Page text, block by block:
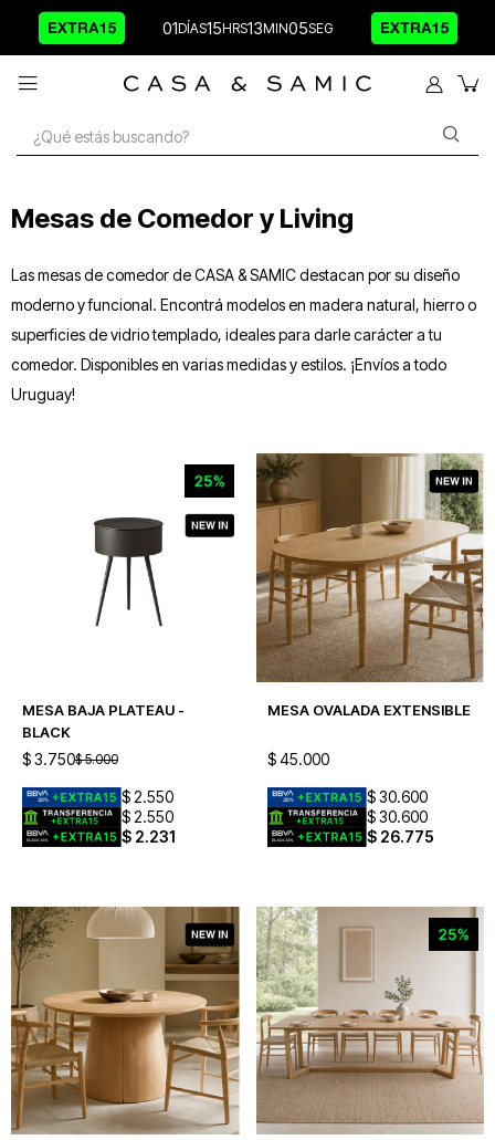
01 15 13 04

Mesas de Comedor y Living
Las mesas de comedor de CASA & SAMIC destacan por su diseño
moderno y funcional. Encontrá modelos en madera natural, hierro o
superficies de vidrio templado, ideales para darle carácter a tu
comedor. Disponibles en varias medidas y estilos. ¡Envíos a todo
Uruguay!
MESA BAJA PLATEAU -
BLACK
$3.750$ 5.000
$ 2.550
$ 2.550
$ 2.231
MESA OVALADA EXTENSIBLE
$ 45.000
$ 30.600
$ 30.600
$ 26.775